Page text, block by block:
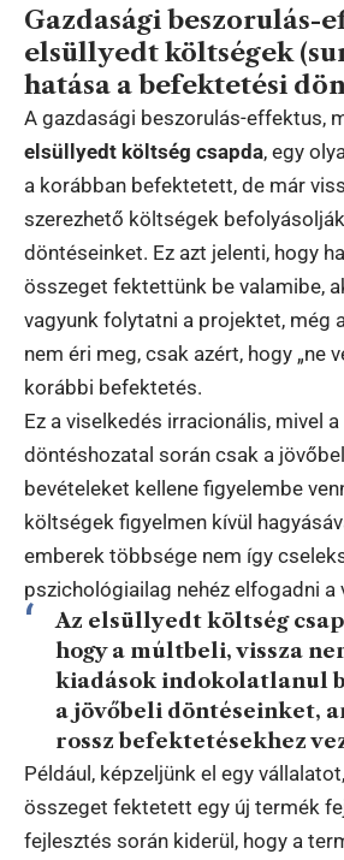
Gazdasági beszorulás-
elsüllyedt költségek
hatása a befektetési
A gazdasági beszorulás-effektus,
elsüllyedt költség csapda, egy
a korábban befektetett, de már
szerezhető költségek
döntéseinket. Ez azt jelenti, hogy
összeget fektettünk be valamibe,
vagyunk folytatni a projektet, még
nem éri meg, csak azért, hogy „ne
korábbi befektetés.
Ez a viselkedés irracionális, mivel
döntéshozatal során csak a
bevételeket kellene figyelembe
költségek figyelmen kívül
emberek többsége nem így
pszichológiailag nehéz elfogadni a
Az elsüllyedt költség
hogy a múltbeli, vissza
kiadások indokolatlanul
a jövőbeli döntéseinket,
rossz befektetésekhez
Például, képzeljünk el egy
összeget fektetett egy új termék
fejlesztés során kiderül, hogy a